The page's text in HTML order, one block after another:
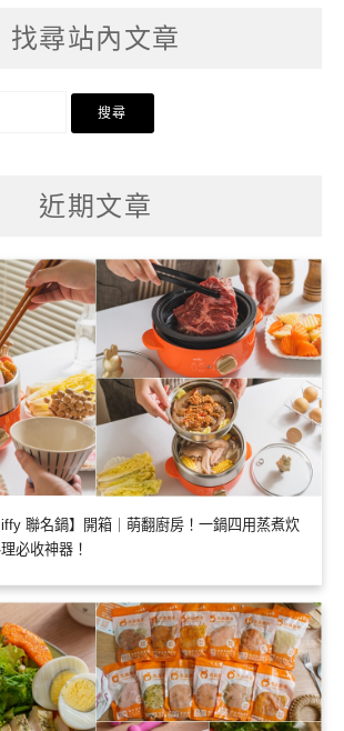
找尋站內文章
近期文章
聯名鍋】開箱｜萌翻廚房！一鍋四用蒸煮炊
必收神器！